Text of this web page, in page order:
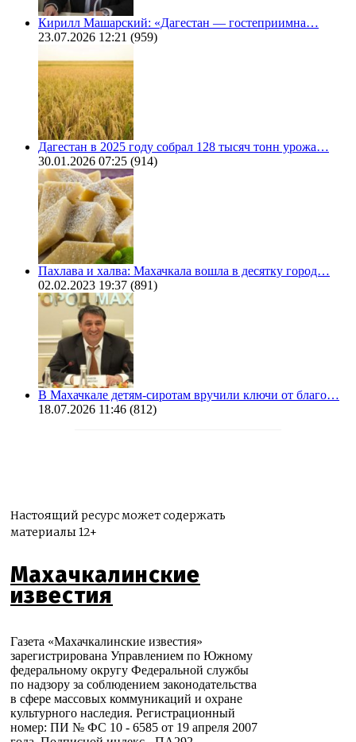
Кирилл Машарский: «Дагестан — гостеприимна…
23.07.2026 12:21 (959)
Дагестан в 2025 году собрал 128 тысяч тонн урожа…
30.01.2026 07:25 (914)
Пахлава и халва: Махачкала вошла в десятку город…
02.02.2023 19:37 (891)
В Махачкале детям-сиротам вручили ключи от благо…
18.07.2026 11:46 (812)
Настоящий ресурс может содержать
материалы 12+
Махачкалинские
известия
Газета «Махачкалинские известия»
зарегистрирована Управлением по Южному
федеральному округу Федеральной службы
по надзору за соблюдением законодательства
в сфере массовых коммуникаций и охране
культурного наследия. Регистрационный
номер: ПИ № ФС 10 - 6585 от 19 апреля 2007